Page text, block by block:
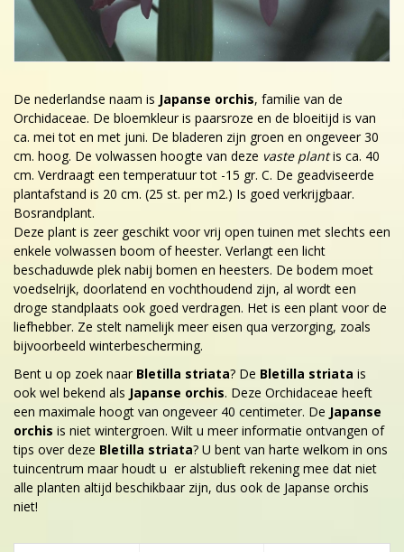
De nederlandse naam is Japanse orchis, familie van de
Orchidaceae. De bloemkleur is paarsroze en de bloeitijd is van
ca. mei tot en met juni. De bladeren zijn groen en ongeveer 30
cm. hoog. De volwassen hoogte van deze vaste plantis ca. 40
cm. Verdraagt een temperatuur tot -15 gr. C. De geadviseerde
plantafstand is 20 cm. (25 st. per m2.) Is goed verkrijgbaar.
Bosrandplant.
Deze plant is zeer geschikt voor vrij open tuinen met slechts een
enkele volwassen boom of heester. Verlangt een licht
beschaduwde plek nabij bomen en heesters. De bodem moet
voedselrijk, doorlatend en vochthoudend zijn, al wordt een
droge standplaats ook goed verdragen. Het is een plant voor de
liefhebber. Ze stelt namelijk meer eisen qua verzorging, zoals
bijvoorbeeld winterbescherming.
Bent u op zoek naar Bletilla striata? De Bletilla striata is
ook wel bekend als Japanse orchis. Deze Orchidaceae heeft
een maximale hoogt van ongeveer 40 centimeter. De Japanse
orchis is niet wintergroen. Wilt u meer informatie ontvangen of
tips over deze Bletilla striata? U bent van harte welkom in ons
tuincentrum maar houdt u er alstublieft rekening mee dat niet
alle planten altijd beschikbaar zijn, dus ook de Japanse orchis
niet!